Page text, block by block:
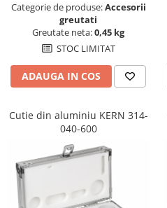
Categorie de produse:Accesorii
greutati
Greutate neta:0,45 kg
STOC LIMITAT
ADAUGA IN COS
Cutie din aluminiu KERN 314-
040-600